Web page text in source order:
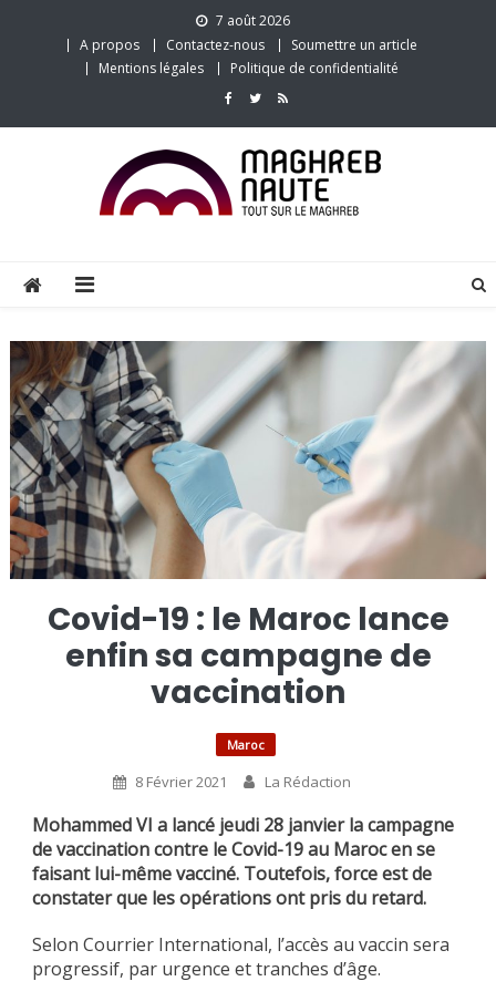
7 août 2026
A propos
Contactez-nous
Soumettre un article
Mentions légales
Politique de confidentialité
Covid-19 : le Maroc lance
enfin sa campagne de
vaccination
Maroc
8 Février 2021 La Rédaction
Mohammed VI a lancé jeudi 28 janvier la campagne
de vaccination contre le Covid-19 au Maroc en se
faisant lui-même vacciné. Toutefois, force est de
constater que les opérations ont pris du retard.
Selon Courrier International, l’accès au vaccin sera
progressif, par urgence et tranches d’âge.